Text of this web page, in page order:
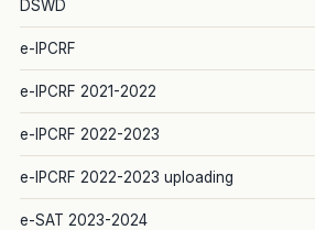
DSWD
e-IPCRF
e-IPCRF 2021-2022
e-IPCRF 2022-2023
e-IPCRF 2022-2023 uploading
e-SAT 2023-2024